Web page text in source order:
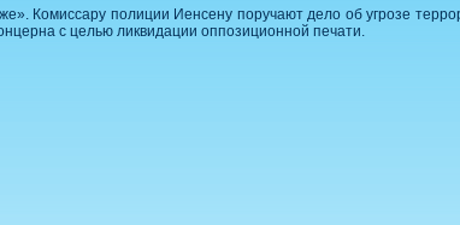
Комиссару полиции Иенсену поручают дело об угрозе
с целью ликвидации оппозиционной печати.